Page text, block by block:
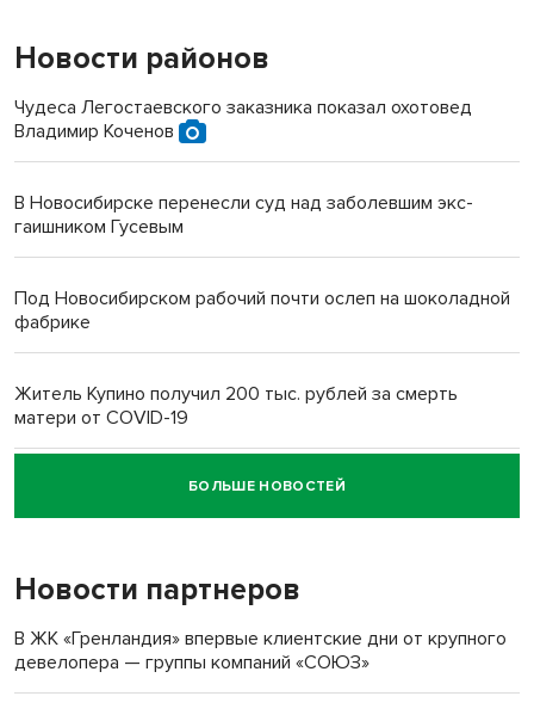
Новости районов
Чудеса Легостаевского заказника показал охотовед
Владимир Коченов
В Новосибирске перенесли суд над заболевшим экс-
гаишником Гусевым
Под Новосибирском рабочий почти ослеп на шоколадной
фабрике
Житель Купино получил 200 тыс. рублей за смерть
матери от COVID-19
Новосибирский суд наказал водителя за смерть
пенсионерки на вокзале
БОЛЬШЕ НОВОСТЕЙ
Новости партнеров
В ЖК «Гренландия» впервые клиентские дни от крупного
девелопера — группы компаний «СОЮЗ»